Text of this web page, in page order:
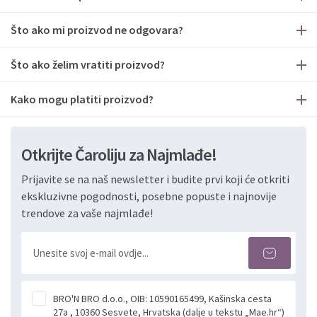
Što ako mi proizvod ne odgovara?
Što ako želim vratiti proizvod?
Kako mogu platiti proizvod?
Otkrijte Čaroliju za Najmlađe!
Prijavite se na naš newsletter i budite prvi koji će otkriti
ekskluzivne pogodnosti, posebne popuste i najnovije
trendove za vaše najmlađe!
BRO'N BRO d.o.o., OIB: 10590165499, Kašinska cesta
27a , 10360 Sesvete, Hrvatska (dalje u tekstu „Mae.hr“)